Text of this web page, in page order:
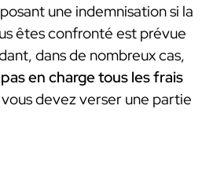
une indemnisation si la
êtes confronté est prévue
dans de nombreux cas,
en charge tous les frais
devez verser une partie